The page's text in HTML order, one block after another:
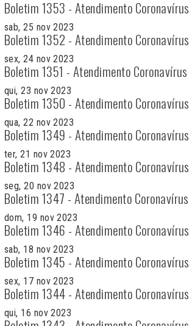
Boletim 1353 - Atendimento Coronavírus
sab, 25 nov 2023
Boletim 1352 - Atendimento Coronavírus
sex, 24 nov 2023
Boletim 1351 - Atendimento Coronavírus
qui, 23 nov 2023
Boletim 1350 - Atendimento Coronavírus
qua, 22 nov 2023
Boletim 1349 - Atendimento Coronavírus
ter, 21 nov 2023
Boletim 1348 - Atendimento Coronavírus
seg, 20 nov 2023
Boletim 1347 - Atendimento Coronavírus
dom, 19 nov 2023
Boletim 1346 - Atendimento Coronavírus
sab, 18 nov 2023
Boletim 1345 - Atendimento Coronavírus
sex, 17 nov 2023
Boletim 1344 - Atendimento Coronavírus
qui, 16 nov 2023